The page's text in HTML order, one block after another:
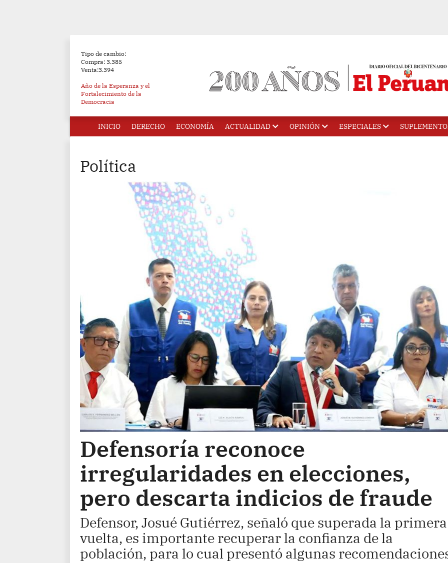
Tipo de cambio:
Compra: 3.385
Venta:3.394
Año de la Esperanza y el
Fortalecimiento de la
Democracia
INICIO DERECHO ECONOMÍA ACTUALIDAD OPINIÓN ESPECIALES
Política
Defensoría reconoce
irregularidades en elecciones,
pero descarta indicios de fraude
Defensor, Josué Gutiérrez, señaló que superada la primera
vuelta, es importante recuperar la confianza de la
población, para lo cual presentó algunas